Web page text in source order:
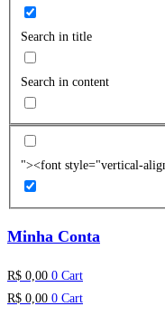
Search in title
Search in content
"><font style="vertical-
Minha Conta
R$ 0,00 0 Cart
R$ 0,00 0 Cart